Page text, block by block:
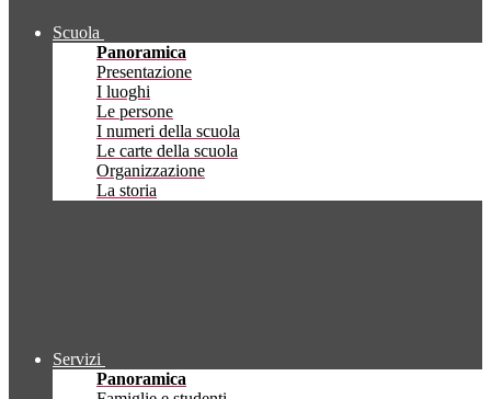
Scuola
Panoramica
Presentazione
I luoghi
Le persone
I numeri della scuola
Le carte della scuola
Organizzazione
La storia
Servizi
Panoramica